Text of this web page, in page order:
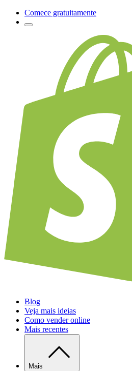
Comece gratuitamente
Blog
Veja mais ideias
Como vender online
Mais recentes
Mais